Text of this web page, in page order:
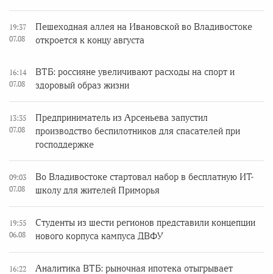
19:37
07.08
Пешеходная аллея на Ивановской во Владивостоке
откроется к концу августа
16:14
07.08
ВТБ: россияне увеличивают расходы на спорт и
здоровый образ жизни
13:35
07.08
Предприниматель из Арсеньева запустил
производство беспилотников для спасателей при
господдержке
09:03
07.08
Во Владивостоке стартовал набор в бесплатную ИТ-
школу для жителей Приморья
19:55
06.08
Студенты из шести регионов представили концепции
нового корпуса кампуса ДВФУ
16:22
Аналитика ВТБ: рыночная ипотека отыгрывает